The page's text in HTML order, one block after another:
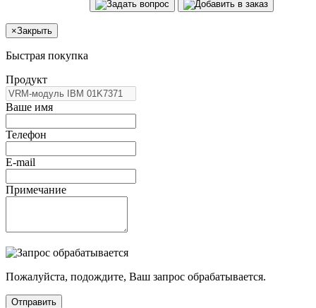
×Закрыть
Быстрая покупка
Продукт
Ваше имя
Телефон
E-mail
Примечание
Пожалуйста, подождите, Ваш запрос обрабатывается.
Отправить